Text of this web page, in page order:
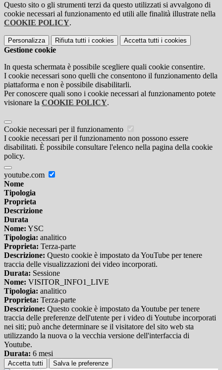
Questo sito o gli strumenti terzi da questo utilizzati si avvalgono di
cookie necessari al funzionamento ed utili alle finalità illustrate nella
COOKIE POLICY.
Personalizza Rifiuta tutti i cookies Accetta tutti i cookies
Gestione cookie
In questa schermata è possibile scegliere quali cookie consentire.
I cookie necessari sono quelli che consentono il funzionamento della
piattaforma e non è possibile disabilitarli.
Per conoscere quali sono i cookie necessari al funzionamento potete
visionare la COOKIE POLICY.
Cookie necessari per il funzionamento
I cookie necessari per il funzionamento non possono essere
disabilitati. È possibile consultare l'elenco nella pagina della cookie
policy.
youtube.com
Nome
Tipologia
Proprieta
Descrizione
Durata
Nome: YSC
Tipologia: analitico
Proprieta: Terza-parte
Descrizione: Questo cookie è impostato da YouTube per tenere
traccia delle visualizzazioni dei video incorporati.
Durata: Sessione
Nome: VISITOR_INFO1_LIVE
Tipologia: analitico
Proprieta: Terza-parte
Descrizione: Questo cookie è impostato da Youtube per tenere
traccia delle preferenze dell'utente per i video di Youtube incorporati
nei siti; può anche determinare se il visitatore del sito web sta
utilizzando la nuova o la vecchia versione dell'interfaccia di
Youtube.
Durata: 6 mesi
Accetta tutti Salva le preferenze